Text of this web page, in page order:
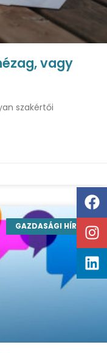
vagy
szakértői
GAZDASÁGI HÍREK